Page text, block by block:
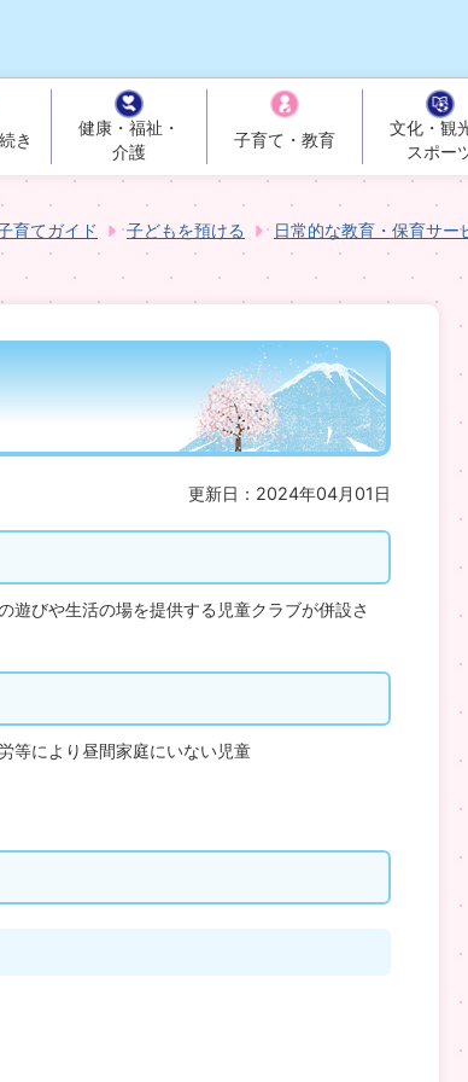
き
健康・福祉・
介護
子育て・教育
文化・観
スポー
育てガイド 子どもを預ける 日常的な教育・保育サー
更新日：2024年04月01日
遊びや生活の場を提供する児童クラブが併設さ
等により昼間家庭にいない児童